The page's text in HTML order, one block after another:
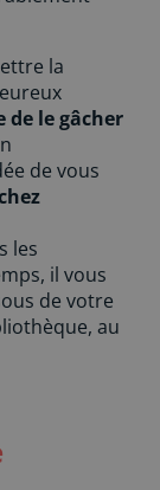
la
de le gâcher
de vous
les
il vous
de votre
au